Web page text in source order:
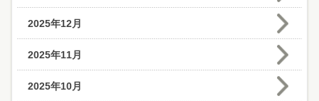
2025年12月
2025年11月
2025年10月